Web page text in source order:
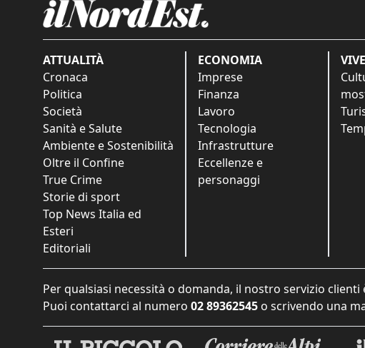
ATTUALITÀ
Cronaca
Politica
Società
Sanità e Salute
Ambiente e Sostenibilità
Oltre il Confine
True Crime
Storie di sport
Top News Italia ed
Esteri
Editoriali
ECONOMIA
Imprese
Finanza
Lavoro
Tecnologia
Infrastrutture
Eccellenze e
personaggi
Per qualsiasi necessità o domanda, il nostro servizio
Puoi contattarci al numero 02 89362545 o scrivendo una